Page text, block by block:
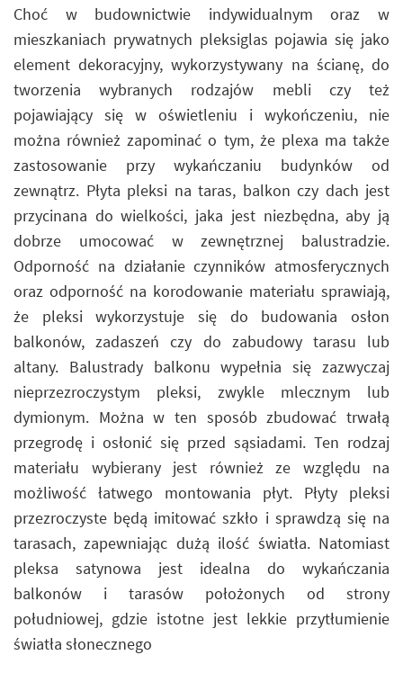
Choć w budownictwie indywidualnym oraz w
mieszkaniach prywatnych pleksiglas pojawia się jako
element dekoracyjny, wykorzystywany na ścianę, do
tworzenia wybranych rodzajów mebli czy też
pojawiający się w oświetleniu i wykończeniu, nie
można również zapominać o tym, że plexa ma także
zastosowanie przy wykańczaniu budynków od
zewnątrz. Płyta pleksi na taras, balkon czy dach jest
przycinana do wielkości, jaka jest niezbędna, aby ją
dobrze umocować w zewnętrznej balustradzie.
Odporność na działanie czynników atmosferycznych
oraz odporność na korodowanie materiału sprawiają,
że pleksi wykorzystuje się do budowania osłon
balkonów, zadaszeń czy do zabudowy tarasu lub
altany. Balustrady balkonu wypełnia się zazwyczaj
nieprzezroczystym pleksi, zwykle mlecznym lub
dymionym. Można w ten sposób zbudować trwałą
przegrodę i osłonić się przed sąsiadami. Ten rodzaj
materiału wybierany jest również ze względu na
możliwość łatwego montowania płyt. Płyty pleksi
przezroczyste będą imitować szkło i sprawdzą się na
tarasach, zapewniając dużą ilość światła. Natomiast
pleksa satynowa jest idealna do wykańczania
balkonów i tarasów położonych od strony
południowej, gdzie istotne jest lekkie przytłumienie
światła słonecznego